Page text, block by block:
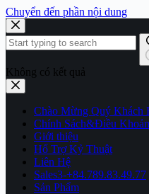
Chuyển đến phần nội dung
Không có kết quả
Chào Mừng Quý Khách
Chính Sách&Điều Khoản
Giới thiệu
Hổ Trợ Kỷ Thuật
Liên Hệ
Sales3-+84.789.83.49.77
Sản Phẩm